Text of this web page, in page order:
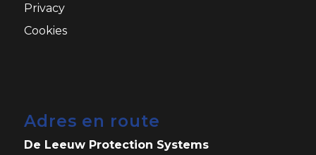
Privacy
Cookies
Adres en route
De Leeuw Protection Systems